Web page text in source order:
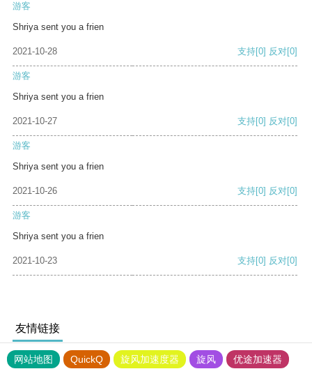
游客
Shriya sent you a frien
2021-10-28 支持[0] 反对[0]
游客
Shriya sent you a frien
2021-10-27 支持[0] 反对[0]
游客
Shriya sent you a frien
2021-10-26 支持[0] 反对[0]
游客
Shriya sent you a frien
2021-10-23 支持[0] 反对[0]
友情链接
网站地图 QuickQ 旋风加速度器 旋风
优途加速器